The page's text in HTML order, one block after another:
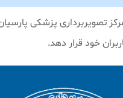
تصویربرداری پزشکی
خود قرار دهد.